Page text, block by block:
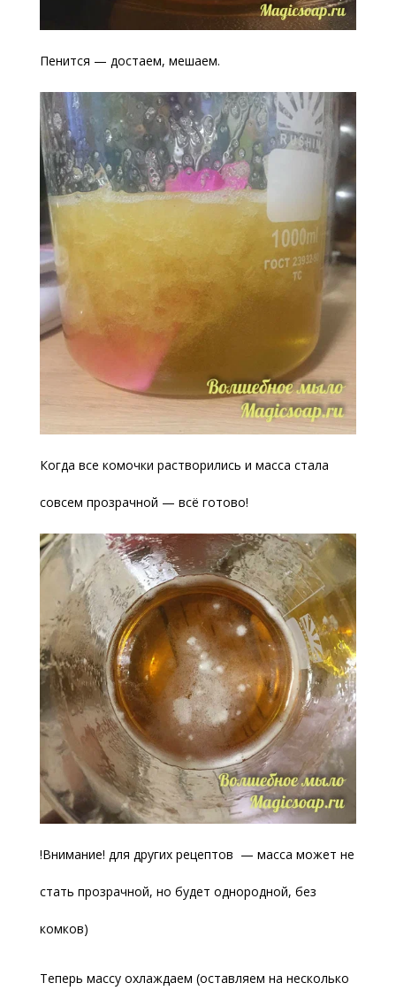
Пенится — достаем, мешаем.
Когда все комочки растворились и масса стала
совсем прозрачной — всё готово!
!Внимание! для других рецептов — масса может не
стать прозрачной, но будет однородной, без
комков)
Теперь массу охлаждаем (оставляем на несколько